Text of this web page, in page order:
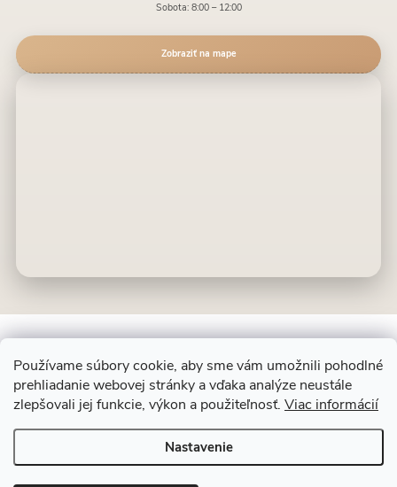
Používame súbory cookie, aby sme vám umožnili pohodlné
prehliadanie webovej stránky a vďaka analýze neustále
zlepšovali jej funkcie, výkon a použiteľnosť. Viac informácií
Nastavenie
Sobota: 8:00 – 12:00
Zobraziť na mape
ALIT SLOVAKIA
Copyright 2026Dekoračný kameň. Všetky práva vyhradené.Upraviť